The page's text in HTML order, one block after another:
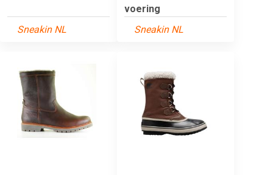
Sneakin NL
voering
Sneakin NL